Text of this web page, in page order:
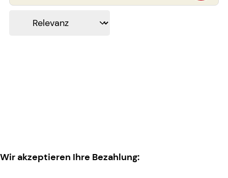
Wir akzeptieren Ihre Bezahlung: